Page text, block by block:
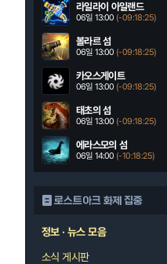
라일라이 아일랜드
06일 13:00 (-09:18:24)
볼라르 섬
06일 13:00 (-09:18:24)
카오스게이트
06일 13:00 (-09:18:24)
태초의 섬
06일 13:00 (-09:18:24)
에라스모의 섬
06일 14:00 (-10:18:24)
로스트아크 화제 집중
정보 · 뉴스 모음
소식 게시판